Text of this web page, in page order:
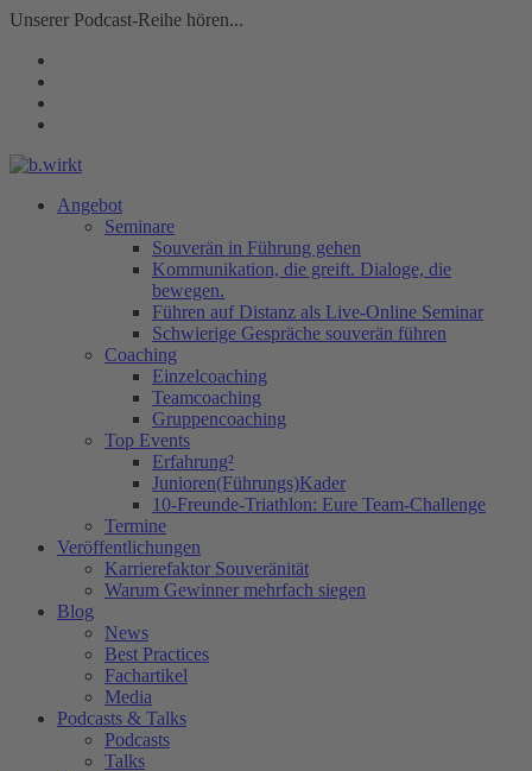
Unserer Podcast-Reihe hören...
Angebot
Seminare
Souverän in Führung gehen
Kommunikation, die greift. Dialoge, die
bewegen.
Führen auf Distanz als Live-Online Seminar
Schwierige Gespräche souverän führen
Coaching
Einzelcoaching
Teamcoaching
Gruppencoaching
Top Events
Erfahrung²
Junioren(Führungs)Kader
10-Freunde-Triathlon: Eure Team-Challenge
Termine
Veröffentlichungen
Karrierefaktor Souveränität
Warum Gewinner mehrfach siegen
Blog
News
Best Practices
Fachartikel
Media
Podcasts & Talks
Podcasts
Talks